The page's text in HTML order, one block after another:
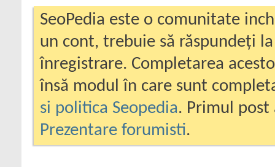
SeoPedia este o comunitate
un cont, trebuie să răspundeți
înregistrare. Completarea
însă modul în care sunt
si politica Seopedia. Primul
Prezentare forumisti.